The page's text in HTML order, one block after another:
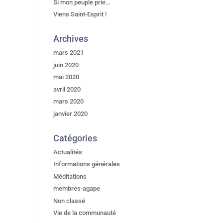
Si mon peuple prie…
Viens Saint-Esprit !
Archives
mars 2021
juin 2020
mai 2020
avril 2020
mars 2020
janvier 2020
Catégories
Actualités
Informations générales
Méditations
membres-agape
Non classé
Vie de la communauté